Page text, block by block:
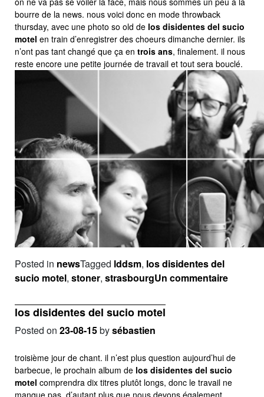
bourre de la news. nous voici donc en mode throwback
thursday, avec une photo so old de los disidentes del sucio
motel en train d’enregistrer des choeurs dimanche dernier. ils
n’ont pas tant changé que ça en trois ans, finalement. il nous
reste encore une petite journée de travail et tout sera bouclé.
Posted in newsTagged lddsm, los disidentes del
sucio motel, stoner, strasbourgUn commentairesur
los disidentes del sucio motel
Posted on 23-08-15bysébastien
troisième jour de chant. il n’est plus question aujourd’hui de
barbecue, le prochain album de los disidentes del sucio
motel comprendra dix titres plutôt longs, donc le travail ne
manque pas, d’autant plus que nous devons également